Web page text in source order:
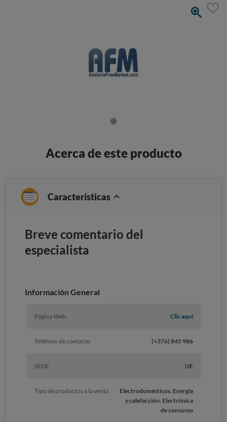
Acerca de este producto
Características
Breve comentario del
especialista
Información General
Página Web Clic aquí
Teléfono de contacto (+376) 845 986
SEDE UE
Tipo de productos a la venta
Electrodomésticos. Energía
y calefacción. Electrónica
de consumo